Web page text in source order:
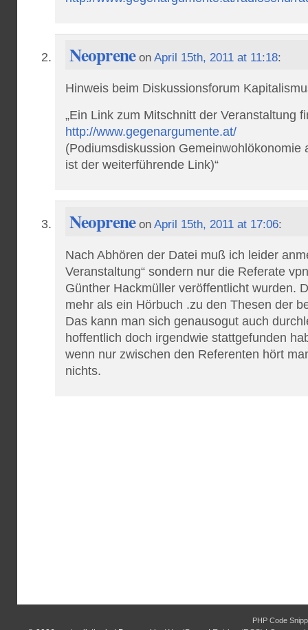
Neopreneon April 15th, 2011 at 11:18:
Hinweis beim Diskussionsforum
„Ein Link zum Mitschnitt der Veranstaltung
http://www.gegenargumente.at/
(Podiumsdiskussion Gemeinwohlökonomie
ist der weiterführende Link)“
Neopreneon April 15th, 2011 at 17:06:
Nach Abhören der Datei muß ich leider
Veranstaltung“ sondern nur die Referate
Günther Hackmüller veröffentlicht wurden.
mehr als ein Hörbuch .zu den Thesen der
Das kann man sich genausogut auch
hoffentlich doch irgendwie stattgefunden
wenn nur zwischen den Referenten hört
nichts.
PHP Code